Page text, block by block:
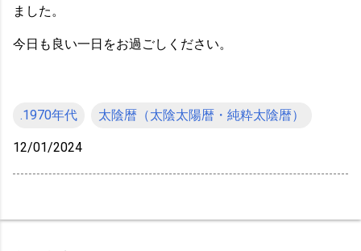
ました。
今日も良い一日をお過ごしください。
.1970年代 太陰暦（太陰太陽暦・純粋太陰暦）
12/01/2024